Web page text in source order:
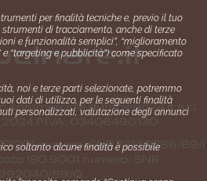
commerciale di Impiego24.it s.r.l.
P.IVA: 03406490130
numero: SNR 73140386/89/I
ISO 9001 numero: SNR
per finalità tecniche e, previo il tuo
di tracciamento, anche di terze
e funzionalità semplici”, “miglioramento
e “targeting e pubblicità”) come specificato
noi e terze parti selezionate, potremmo
dati di utilizzo, per le seguenti finalità
personalizzati, valutazione degli annunci
soltanto alcune finalità è possibile